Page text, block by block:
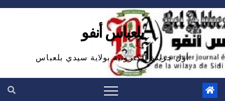
Skip
to
content
بلعباس أنفو
أول جريدة الكترونية بولاية سيدي بلعباس